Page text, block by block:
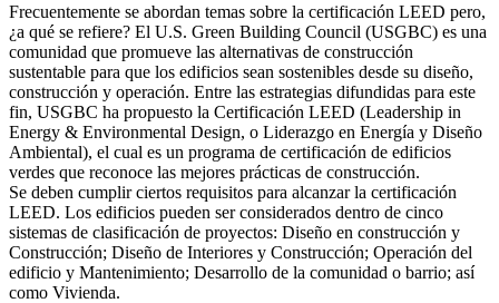
Frecuentemente se abordan temas sobre la certificación LEED pero,
¿a qué se refiere? El U.S. Green Building Council (USGBC) es una
comunidad que promueve las alternativas de construcción
sustentable para que los edificios sean sostenibles desde su diseño,
construcción y operación. Entre las estrategias difundidas para este
fin, USGBC ha propuesto la Certificación LEED (Leadership in
Energy & Environmental Design, o Liderazgo en Energía y Diseño
Ambiental), el cual es un programa de certificación de edificios
verdes que reconoce las mejores prácticas de construcción.
Se deben cumplir ciertos requisitos para alcanzar la certificación
LEED. Los edificios pueden ser considerados dentro de cinco
sistemas de clasificación de proyectos: Diseño en construcción y
Construcción; Diseño de Interiores y Construcción; Operación del
edificio y Mantenimiento; Desarrollo de la comunidad o barrio; así
como Vivienda.